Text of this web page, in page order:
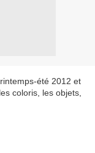
été 2012 et
coloris, les objets,